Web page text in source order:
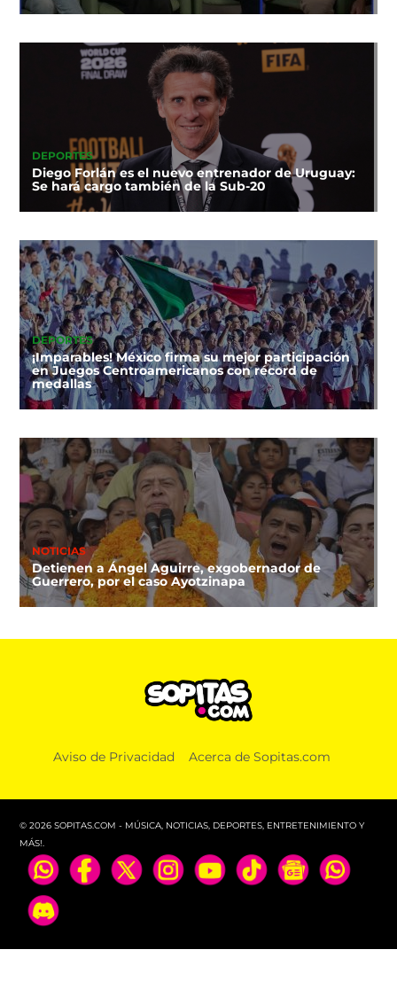
DEPORTES
Diego Forlán es el nuevo entrenador de Uruguay:
Se hará cargo también de la Sub-20
DEPORTES
¡Imparables! México firma su mejor participación
en Juegos Centroamericanos con récord de
medallas
NOTICIAS
Detienen a Ángel Aguirre, exgobernador de
Guerrero, por el caso Ayotzinapa
Aviso de Privacidad Acerca de Sopitas.com
© 2026 SOPITAS.COM - MÚSICA, NOTICIAS, DEPORTES, ENTRETENIMIENTO Y
MÁS!.